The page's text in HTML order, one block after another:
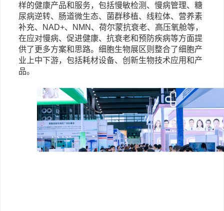
样的健康产品和服务，包括慢敏检测、慢病管理、糖
尿病逆转、肠道微生态、菌群移植、线粒体、营养素
补充、NAD+、NMN、荷尔蒙抗衰老、高压氧舱等，
在应对慢病、促进健康、抗衰老和预防疾病等方面提
供了更多方案和思路。细胞生物展区则整合了细胞产
业上中下游，包括耗材设备、创新生物技术应用和产
品。